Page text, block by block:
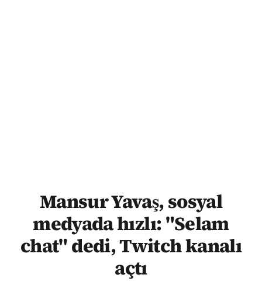
Mansur Yavaş, sosyal
medyada hızlı: "Selam
chat" dedi, Twitch kanalı
açtı